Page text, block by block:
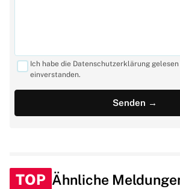
Ich habe die Datenschutzerklärung
einverstanden.
TOP Ähnliche